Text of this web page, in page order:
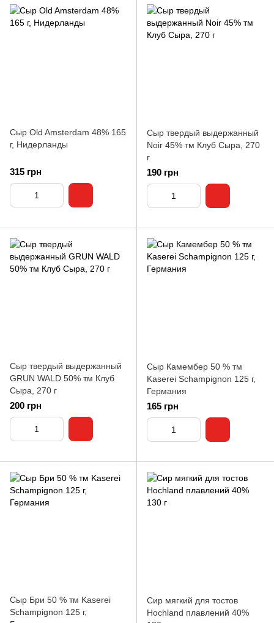
Сыр Old Amsterdam 48% 165
г, Нидерланды
315 грн
Сыр твердый выдержанный
Noir 45% тм Клуб Сыра, 270
г
190 грн
Сыр твердый выдержанный
GRUN WALD 50% тм Клуб
Сыра, 270 г
200 грн
Сыр Камембер 50 % тм
Kaserei Schampignon 125 г,
Германия
165 грн
Сыр Бри 50 % тм Kaserei
Schampignon 125 г,
Сир мягкий для тостов
Hochland плавлений 40%